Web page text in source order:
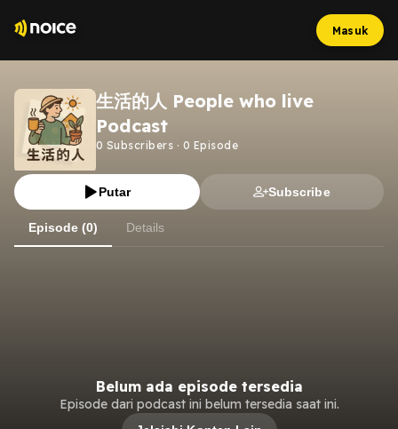
Masuk
生活的人 People who live
Podcast
0 Subscribers · 0 Episode
Putar Subscribe
Episode (0) Details
Belum ada episode tersedia
Episode dari podcast ini belum tersedia saat ini.